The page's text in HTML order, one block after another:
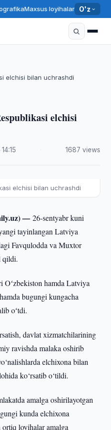
Maxsus loyihalar O'z
elchisi bilan uchrashdi
elchisi
·14:15 1687 views
elchisi bilan uchrashdi
—26-sentyabr kuni
tayinlangan Latviya
Favqulodda va Muxtor
qildi.
Oʻzbekiston hamda Latviya
bugungi kungacha
oʻtdi.
davlat xizmatchilarining
ravishda malaka oshirib
elchixona bilan
ko‘rsatib o‘tildi.
amalga oshirilayotgan
kunda elchixona
loyihalar amalga